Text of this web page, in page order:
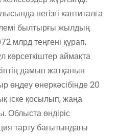
негізгі каптиталға
былтырғы жылдың
млрд теңгені құрап,
көрсеткіштер аймақта
дамып жатқанын
өңдеу өнеркәсібінде 20
іске қосылып, жаңа
өндіріс
тарту бағытындағы